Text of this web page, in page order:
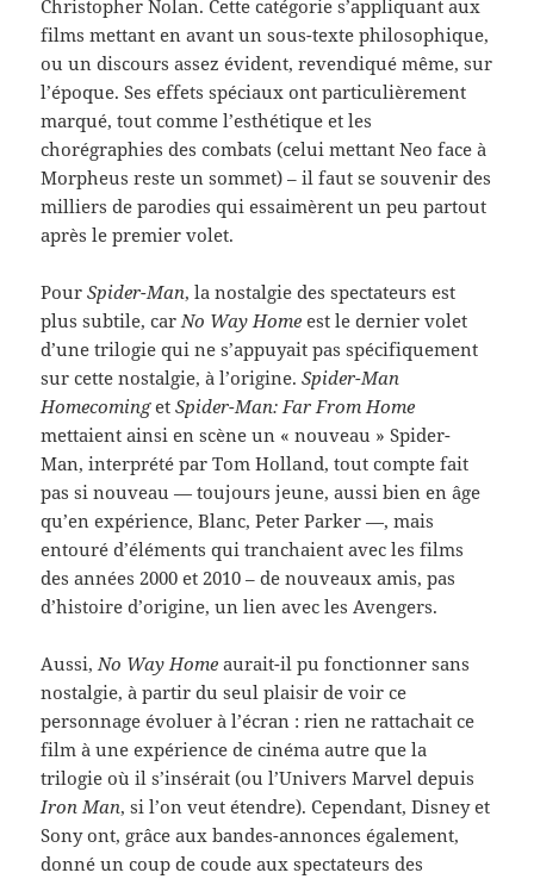
Christopher Nolan. Cette catégorie s’appliquant aux
films mettant en avant un sous-texte philosophique,
ou un discours assez évident, revendiqué même, sur
l’époque. Ses effets spéciaux ont particulièrement
marqué, tout comme l’esthétique et les
chorégraphies des combats (celui mettant Neo face à
Morpheus reste un sommet) – il faut se souvenir des
milliers de parodies qui essaimèrent un peu partout
après le premier volet.
PourSpider-Man, la nostalgie des spectateurs est
plus subtile, carNo Way Home est le dernier volet
d’une trilogie qui ne s’appuyait pas spécifiquement
sur cette nostalgie, à l’origine.Spider-Man
HomecomingetSpider-Man: Far From Home
mettaient ainsi en scène un « nouveau » Spider-
Man, interprété par Tom Holland, tout compte fait
pas si nouveau — toujours jeune, aussi bien en âge
qu’en expérience, Blanc, Peter Parker —, mais
entouré d’éléments qui tranchaient avec les films
des années 2000 et 2010 – de nouveaux amis, pas
d’histoire d’origine, un lien avec les Avengers.
Aussi,No Way Home aurait-il pu fonctionner sans
nostalgie, à partir du seul plaisir de voir ce
personnage évoluer à l’écran : rien ne rattachait ce
film à une expérience de cinéma autre que la
trilogie où il s’insérait (ou l’Univers Marvel depuis
Iron Man, si l’on veut étendre). Cependant, Disney et
Sony ont, grâce aux bandes-annonces également,
donné un coup de coude aux spectateurs des